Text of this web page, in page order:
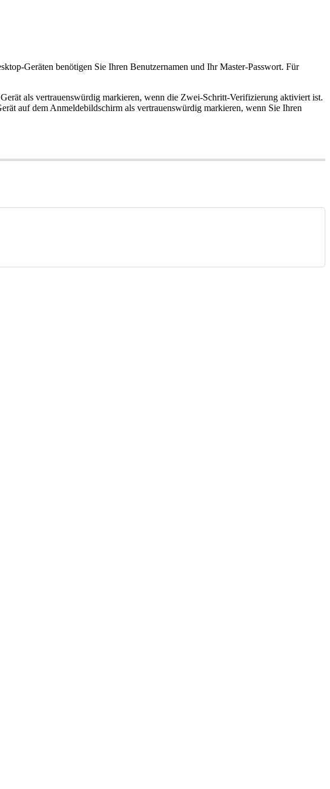
-Geräten benötigen Sie Ihren Benutzernamen und Ihr Master-Passwort. Für
Gerät als vertrauenswürdig markieren, wenn die Zwei-Schritt-Verifizierung aktiviert ist.
ät auf dem Anmeldebildschirm als vertrauenswürdig markieren, wenn Sie Ihren